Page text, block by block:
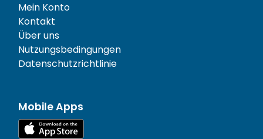
Mein Konto
Kontakt
Über uns
Nutzungsbedingungen
Datenschutzrichtlinie
Mobile Apps